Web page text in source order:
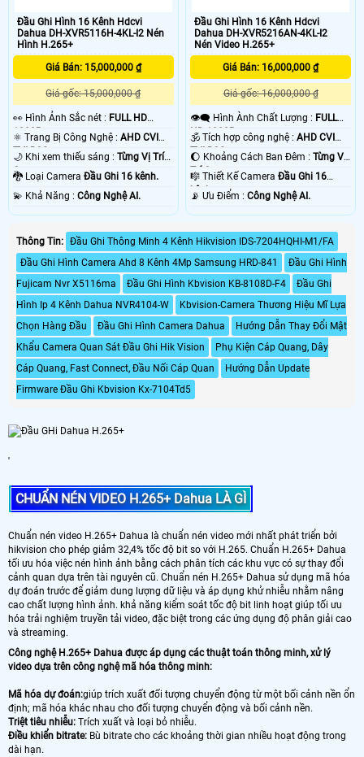
Đầu Ghi Hình 16 Kênh Hdcvi
Dahua DH-XVR5116H-4KL-I2 Nén
Hình H.265+
Giá Bán: 15,000,000 ₫
Giá gốc: 15,000,000 ₫
️👀 Hình Ảnh Sắc nét : FULL HD
1080P .
⚛️ Trang Bị Công Nghệ : AHD CVI
TVI BCS.
🌙 Khi xem thiếu sáng : Từng Vị Trí
Camera .
🐉️ Loại Camera Đầu Ghi 16 kênh.
️💫 Khả Năng : Công Nghệ AI.
Đầu Ghi Hình 16 Kênh Hdcvi
Dahua DH-XVR5216AN-4KL-I2
Nén Video H.265+
Giá Bán: 16,000,000 ₫
Giá gốc: 16,000,000 ₫
👁️‍🗨 Hình Ành Chất Lượng : FULL
HD 1080P .
🕉️ Tích hợp công nghệ :AHD CVI
TVI BCS.
🌔 Khoảng Cách Ban Đêm :Từng Vị
Trí Camera .
🎼️ Thiết Kế CameraĐầu Ghi 16
kênh.
️📡 Ưu Điểm :Công Nghệ AI.
Thông Tin: Đầu Ghi Thông Minh 4 Kênh Hikvision IDS-7204HQHI-M1/FA
Đầu Ghi Hình Camera Ahd 8 Kênh 4Mp Samsung HRD-841
Đầu Ghi Hình
Fujicam Nvr X5116ma
Đầu Ghi Hình Kbvision KB-8108D-F4
Đầu Ghi
Hình Ip 4 Kênh Dahua NVR4104-W
Kbvision-Camera Thương Hiệu Mĩ Lựa
Chọn Hàng Đầu
Đầu Ghi Hình Camera Dahua
Hướng Dẫn Thay Đổi Mật
Khẩu Camera Quan Sát Đầu Ghi Hik Vision
Phụ Kiện Cáp Quang, Dây
Cáp Quang, Fast Connect, Đầu Nối Cáp Quan
Hướng Dẫn Update
Firmware Đầu Ghi Kbvision Kx-7104Td5
'
CHUẨN NÉN VIDEO H.265+ Dahua LÀ GÌ
Chuẩn nén video H.265+ Dahua là chuẩn nén video mới nhất phát triển bởi
hikvision cho phép giảm 32,4% tốc độ bit so với H.265. Chuẩn H.265+ Dahua
tối ưu hóa việc nén hình ảnh bằng cách phân tích các khu vực có sự thay đổi
cảnh quan dựa trên tài nguyên cũ. Chuẩn nén H.265+ Dahua sử dụng mã hóa
dự đoán trước để giảm dung lượng dữ liệu và áp dụng khử nhiễu nhằm nâng
cao chất lượng hình ảnh. khả năng kiểm soát tốc độ bit linh hoạt giúp tối ưu
hóa trải nghiệm truyền tải video, đặc biệt trong các ứng dụng độ phân giải cao
và streaming.
Công nghệ H.265+ Dahua được áp dụng các thuật toán thông minh, xử lý
video dựa trên công nghệ mã hóa thông minh:
Mã hóa dự đoán:giúp trích xuất đối tượng chuyển động từ một bối cảnh nền ổn
định; mã hóa khác nhau cho đối tượng chuyển động và bối cảnh nền.
Triệt tiêu nhiễu: Trích xuất và loại bỏ nhiễu.
Điều khiển bitrate: Bù bitrate cho các khoảng thời gian nhiều hoạt động trong
dài hạn.